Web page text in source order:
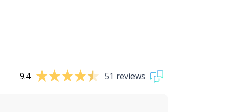
9.4 51 reviews